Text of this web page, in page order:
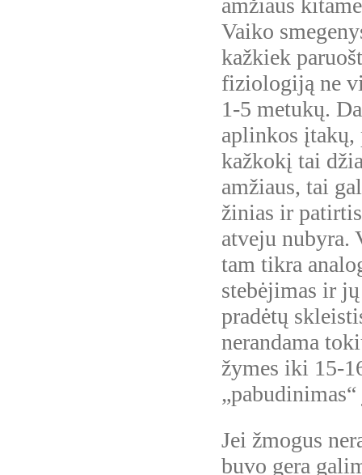
amžiaus
Vaiko
kažkiek
fiziologiją ne
1-5 metukų.
aplinkos įtakų,
kažkokį tai
amžiaus, tai
žinias ir
atveju nubyra.
tam tikra
stebėjimas ir
pradėtų
nerandama
žymes iki 15-
Jei žmogus
buvo gera